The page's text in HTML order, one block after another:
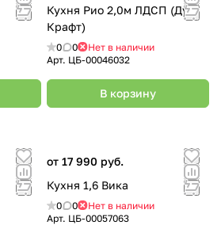
Кухня Рио 2,0м ЛДСП (Дуб
Крафт)
0 0
Нет в наличии
Арт. ЦБ-00046032
В корзину
от 17 990 руб.
Кухня 1,6 Вика
0 0
Нет в наличии
Арт. ЦБ-00057063